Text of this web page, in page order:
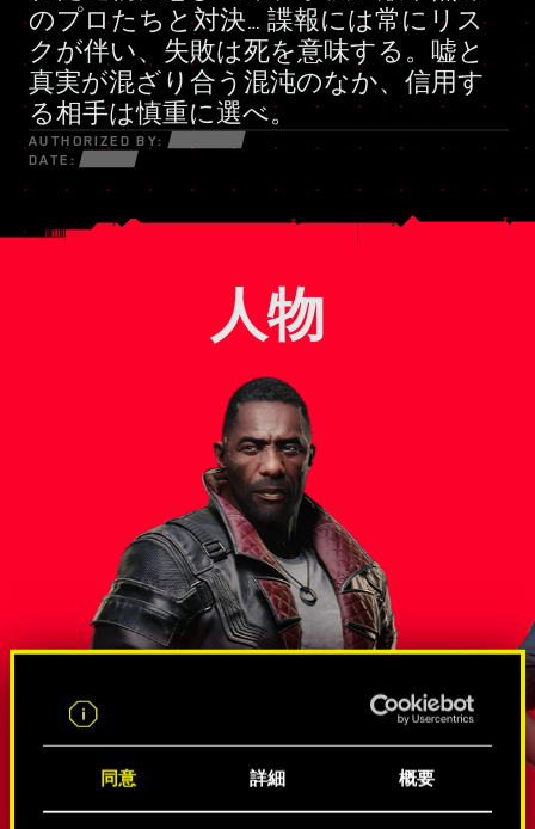
同意 詳細 概要
のプロたちと対決… 諜報には常にリス
クが伴い、失敗は死を意味する。嘘と
真実が混ざり合う混沌のなか、信用す
る相手は慎重に選べ。
AUTHORIZED BY:
DATE:
人物
スパイやネットランナー界隈